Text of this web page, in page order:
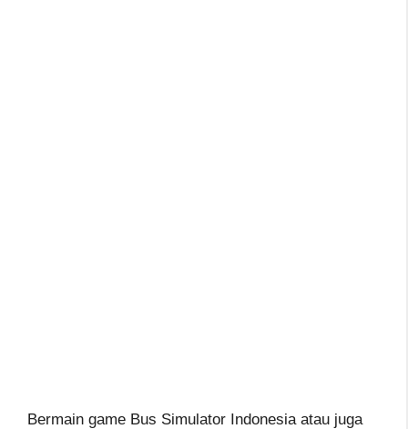
Bermain game Bus Simulator Indonesia atau juga